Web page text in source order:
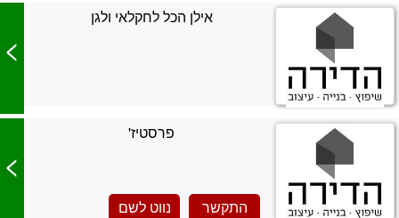
אילן הכל לחקלאי ולגן
>
פרסטיז'
התקשר נווט לשם
>